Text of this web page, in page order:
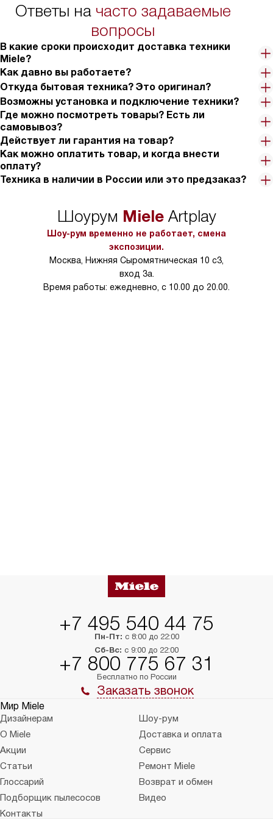
книгу рецептов, которую я постепенно осваиваю. Несмотря на
то, что режимов много, управлять ими легко, потому что
температура выставляется автоматически, поэтому больше не
переживаю, что блюдо получится сырым или сухим. Мне еще
приглянулось размораживание. Мясо не получается вареным,
как в СВЧ, и процесс не занимает много времени. Еще есть
возможность готовить несколько блюд одновременно.
Пользуюсь ей, если собирается большая компания. Дверца не
только плавно закрывается, но еще и не сильно нагревается во
время работы. При этом, счета за электроэнергию у меня не
повысились, а стали даже чуть ниже. В общем, я крайне
довольна приобретением. Думаю, если что-нибудь еще
выйдет из строя, обязательно обращусь к продукции Миле
снова.
Ответы на часто задаваемые
вопросы
В какие сроки происходит доставка техники
Miele?
Как давно вы работаете?
Откуда бытовая техника? Это оригинал?
Возможны установка и подключение техники?
Где можно посмотреть товары? Есть ли
самовывоз?
Действует ли гарантия на товар?
Как можно оплатить товар, и когда внести
оплату?
Техника в наличии в России или это предзаказ?
Шоурум MieleArtplay
Шоу-рум временно не работает, смена
экспозиции.
Москва, Нижняя Сыромятническая 10 с3,
вход 3а.
Время работы: ежедневно, с 10.00 до 20.00.
+7 495 540 44 75
Пн-Пт: с 8:00 до 22:00
Сб-Вс: с 9:00 до 22:00
+7 800 775 67 31
Бесплатно по России
Заказать звонок
Мир Miele
Дизайнерам
Шоу-рум
О Miele
Доставка и оплата
Акции
Сервис
Статьи
Ремонт Miele
Глоссарий
Возврат и обмен
Подборщик пылесосов
Видео
Контакты